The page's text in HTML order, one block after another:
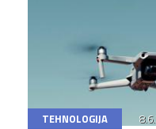
TEHNOLOGIJA